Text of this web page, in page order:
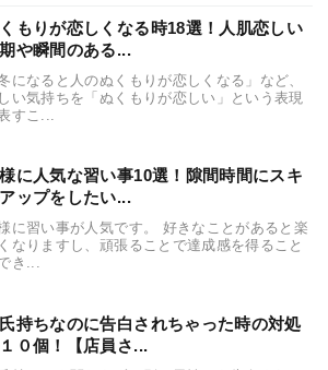
もりが恋しくなる時18選！人肌恋しい
や瞬間のある...
冬になると人のぬくもりが恋しくなる」など、
い気持ちを「ぬくもりが恋しい」という表現
すこ...
に人気な習い事10選！隙間時間にスキ
ップをしたい...
に習い事が人気です。 好きなことがあると楽
なりますし、頑張ることで達成感を得ること
き...
持ちなのに告白されちゃった時の対処
０個！【店員さ...